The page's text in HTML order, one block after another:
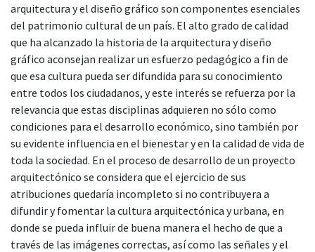
arquitectura y el diseño gráfico son componentes esenciales
del patrimonio cultural de un país. El alto grado de calidad
que ha alcanzado la historia de la arquitectura y diseño
gráfico aconsejan realizar un esfuerzo pedagógico a fin de
que esa cultura pueda ser difundida para su conocimiento
entre todos los ciudadanos, y este interés se refuerza por la
relevancia que estas disciplinas adquieren no sólo como
condiciones para el desarrollo económico, sino también por
su evidente influencia en el bienestar y en la calidad de vida de
toda la sociedad. En el proceso de desarrollo de un proyecto
arquitectónico se considera que el ejercicio de sus
atribuciones quedaría incompleto si no contribuyera a
difundir y fomentar la cultura arquitectónica y urbana, en
donde se pueda influir de buena manera el hecho de que a
través de las imágenes correctas, así como las señales y el